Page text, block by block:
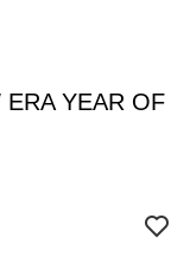
YEAR OF